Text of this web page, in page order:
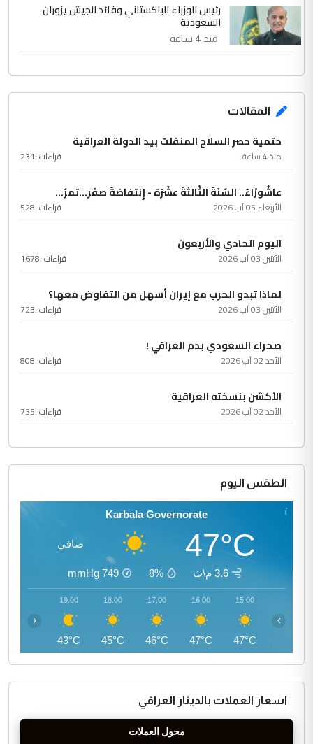
رئيس الوزراء الباكستاني وقائد الجيش يزوران
السعودية
منذ 4 ساعة
المقالات
حتمية حصر السلاح المنفلت بيد الدولة العراقية
منذ 4 ساعة قراءات :231
عاشُورْاءُ.. السّنَةُ الثّالثةَ عشَرَة - إِنتفاضةُ صفَر…تمرّ...
الأربعاء 05 آب 2026 قراءات :528
اليوم الحادي والأربعون
الأثنين 03 آب 2026 قراءات :1678
لماذا تبدو الحرب مع إيران أسهل من التفاوض معها؟
الأثنين 03 آب 2026 قراءات :723
صحراء السعودي بدم العراقي !
الأحد 02 آب 2026 قراءات :808
الأكشن بنسخته العراقية
الأحد 02 آب 2026 قراءات :735
الطقس اليوم
Karbala Governorate
47°C صافي
3.6 م\ث 8%
749
mmHg
15:00
47°C
16:00
47°C
17:00
46°C
18:00
45°C
19:00
43°C
‹ ›
اسعار العملات بالدينار العراقي